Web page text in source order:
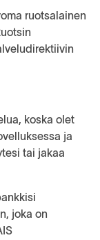
ruotsalainen
koska olet
ja
tai jakaa
joka on